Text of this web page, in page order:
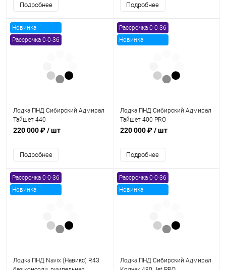
Подробнее Подробнее
Новинка
Рассрочка 0-0-36
Лодка ПНД Сибирский Адмирал
Тайшет 440
220 000 ₽/ шт
Подробнее
Рассрочка 0-0-36
Новинка
Лодка ПНД Сибирский Адмирал
Тайшет 400 PRO
220 000 ₽/ шт
Подробнее
Рассрочка 0-0-36
Новинка
Лодка ПНД Navix (Навикс) R43
Рассрочка 0-0-36
Новинка
Лодка ПНД Сибирский Адмирал